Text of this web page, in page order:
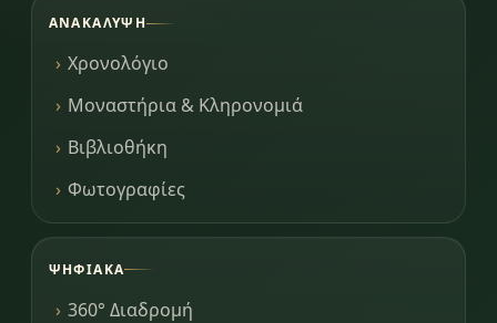
ΑΝΑΚΆΛΥΨΗ
Χρονολόγιο
Μοναστήρια & Κληρονομιά
Βιβλιοθήκη
Φωτογραφίες
ΨΗΦΙΑΚΆ
360° Διαδρομή